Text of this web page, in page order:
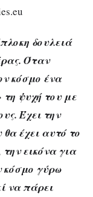
δουλειά
Όταν
κόσμο ένα
ψυχή του με
Έχει την
έχει αυτό το
εικόνα για
κόσμο γύρω
να πάρει